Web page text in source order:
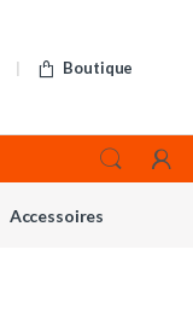
Boutique
Accessoires